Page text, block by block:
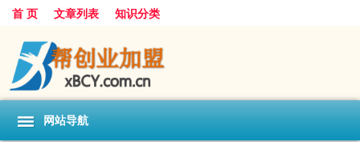
首 页 文章列表 知识分类
网站导航